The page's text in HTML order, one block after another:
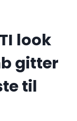
look
gitter
til